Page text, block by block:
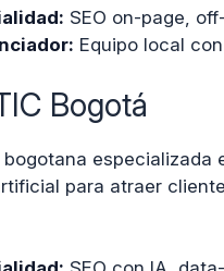
SEO on-page,
Equipo local
Bogotá
bogotana
para atraer